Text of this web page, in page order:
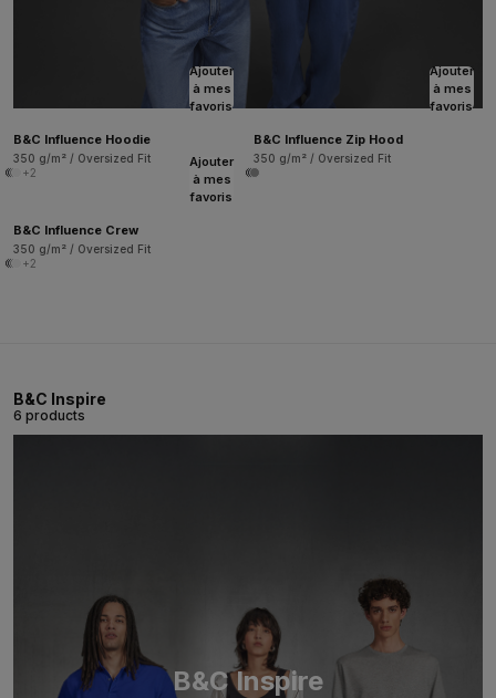
Ajouter
à mes
favoris
B&C Influence Hoodie
350 g/m² / Oversized Fit
+2
Ajouter
à mes
favoris
B&C Influence Zip Hood
350 g/m² / Oversized Fit
Ajouter
à mes
favoris
B&C Influence Crew
350 g/m² / Oversized Fit
+2
B&C Inspire
6 products
B&C Inspire